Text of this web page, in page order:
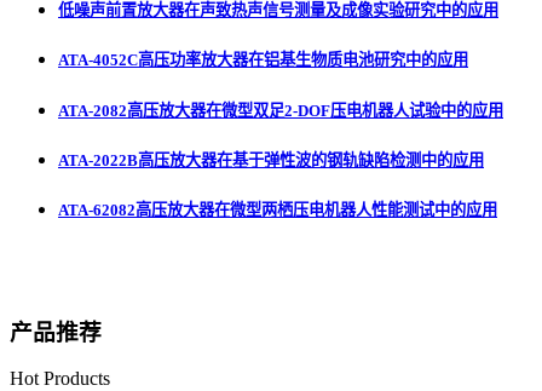
低噪声前置放大器在声致热声信号测量及成像实验研究中的应用
ATA-4052C高压功率放大器在铝基生物质电池研究中的应用
ATA-2082高压放大器在微型双足2-DOF压电机器人试验中的应用
ATA-2022B高压放大器在基于弹性波的钢轨缺陷检测中的应用
ATA-62082高压放大器在微型两栖压电机器人性能测试中的应用
产品推荐
Hot Products